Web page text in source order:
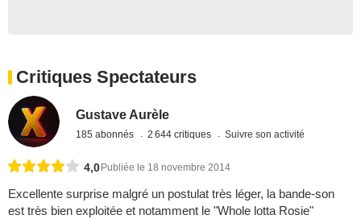
Critiques Spectateurs
Gustave Aurèle
185 abonnés 2 644 critiques Suivre son activité
4,0 Publiée le 18 novembre 2014
Excellente surprise malgré un postulat très léger, la bande-son
est très bien exploitée et notamment le "Whole lotta Rosie"